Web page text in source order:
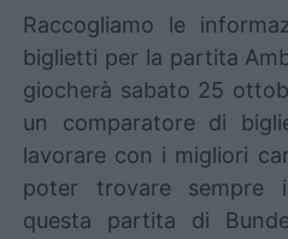
Raccogliamo le
biglietti per la partita
giocherà sabato 25
un comparatore di
lavorare con i migliori
poter trovare sempre
questa partita di